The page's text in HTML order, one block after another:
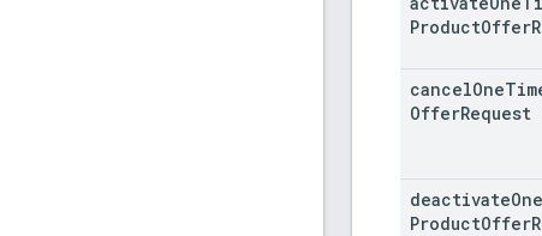
ProductOffer
cancelOne
OfferRequest
deactivateOne
ProductOffer